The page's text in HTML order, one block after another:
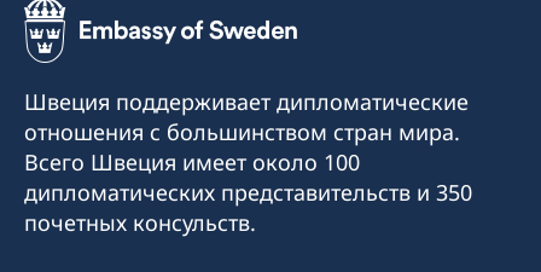
Швеция поддерживает дипломатические
отношения с большинством стран мира.
Всего Швеция имеет около 100
дипломатических представительств и 350
почетных консульств.